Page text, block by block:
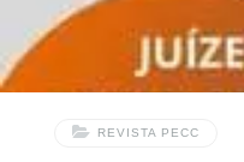
REVISTA PECC